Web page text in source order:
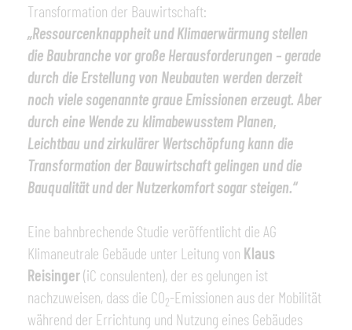
Transformation der Bauwirtschaft:
„Ressourcenknappheit und Klimaerwärmung stellen
die Baubranche vor große Herausforderungen – gerade
durch die Erstellung von Neubauten werden derzeit
noch viele sogenannte graue Emissionen erzeugt. Aber
durch eine Wende zu klimabewusstem Planen,
Leichtbau und zirkulärer Wertschöpfung kann die
Transformation der Bauwirtschaft gelingen und die
Bauqualität und der Nutzerkomfort sogar steigen.“
Eine bahnbrechende Studie veröffentlicht die AG
Klimaneutrale Gebäude unter Leitung von Klaus
Reisinger(iC consulenten), der es gelungen ist
nachzuweisen, dass die CO2-Emissionen aus der Mobilität
während der Errichtung und Nutzung eines Gebäudes